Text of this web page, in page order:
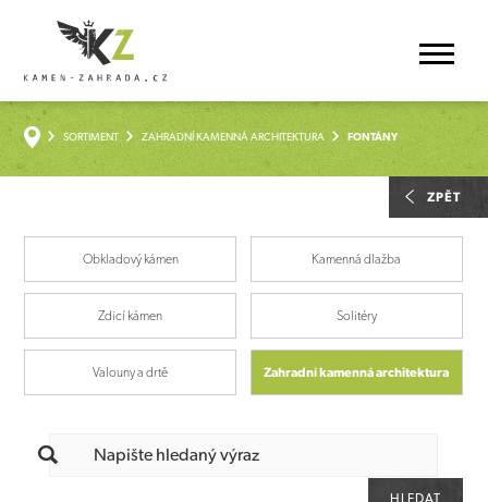
ZPĚT
SORTIMENT ZAHRADNÍ KAMENNÁ ARCHITEKTURA FONTÁNY
Obkladový kámen Kamenná dlažba
Zdicí kámen Solitéry
Valouny a drtě Zahradní kamenná architektura